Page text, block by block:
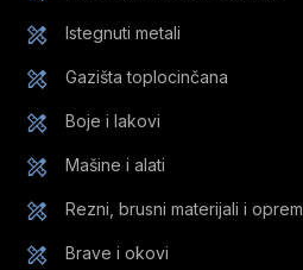
Istegnuti metali
Gazišta toplocinčana
Boje i lakovi
Mašine i alati
Rezni, brusni materijali i
Brave i okovi